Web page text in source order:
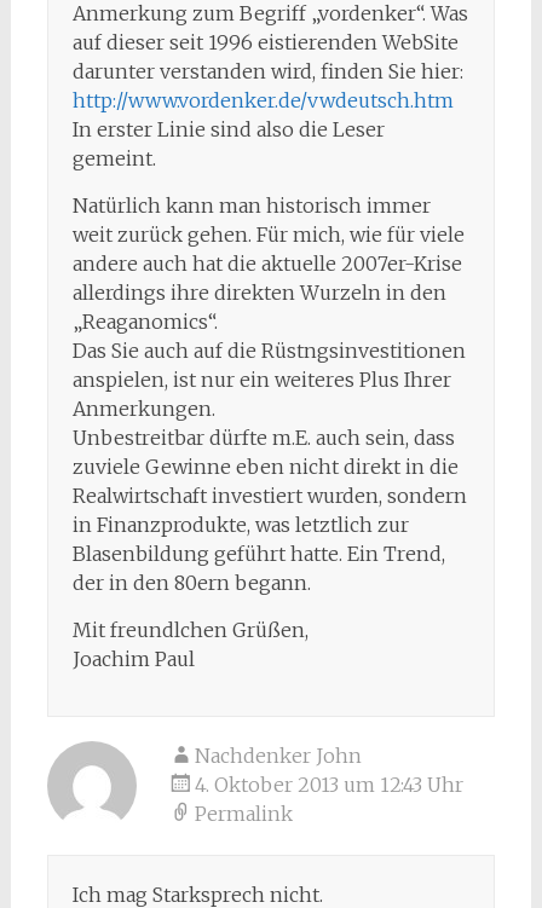
Anmerkung zum Begriff „vordenker“. Was
auf dieser seit 1996 eistierenden WebSite
darunter verstanden wird, finden Sie hier:
http://www.vordenker.de/vwdeutsch.htm
In erster Linie sind also die Leser
gemeint.
Natürlich kann man historisch immer
weit zurück gehen. Für mich, wie für viele
andere auch hat die aktuelle 2007er-Krise
allerdings ihre direkten Wurzeln in den
„Reaganomics“.
Das Sie auch auf die Rüstngsinvestitionen
anspielen, ist nur ein weiteres Plus Ihrer
Anmerkungen.
Unbestreitbar dürfte m.E. auch sein, dass
zuviele Gewinne eben nicht direkt in die
Realwirtschaft investiert wurden, sondern
in Finanzprodukte, was letztlich zur
Blasenbildung geführt hatte. Ein Trend,
der in den 80ern begann.
Mit freundlchen Grüßen,
Joachim Paul
Nachdenker John
4. Oktober 2013 um 12:43 Uhr
Permalink
Ich mag Starksprech nicht.